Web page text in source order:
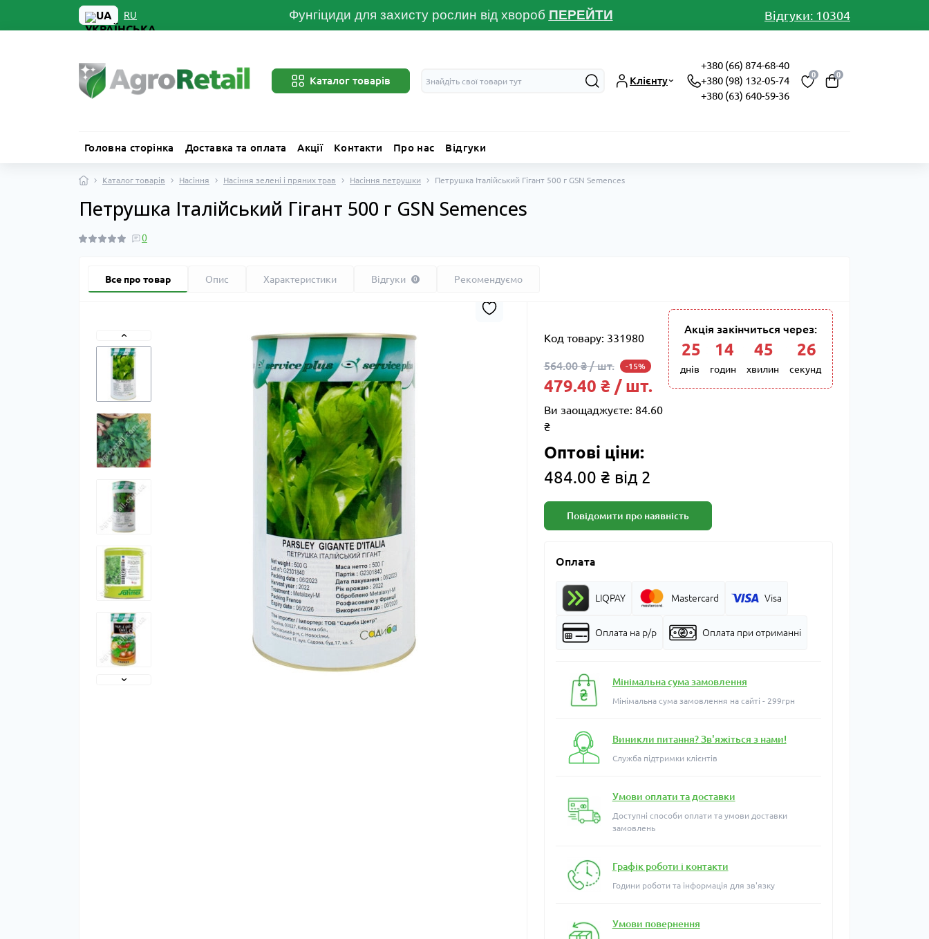
UA RU Фунгіциди для захисту рослин від хвороб ПЕРЕЙТИ Відгуки: 10304
Каталог товарів Клієнту
+380 (66) 874-68-40
+380 (98) 132-05-74
+380 (63) 640-59-36
0 0
Головна сторінка Доставка та оплата Акції Контакти Про нас Відгуки
Каталог товарів Насіння Насіння зелені і пряних трав Насіння петрушки Петрушка Італійський Гігант 500 г GSN Semences
Петрушка Італійський Гігант 500 г GSN Semences
0
Все про товар Опис Характеристики Відгуки 0 Рекомендуємо
Код товару: 331980
564.00 ₴ / шт. -15%
479.40 ₴ / шт.
Ви заощаджуєте: 84.60
₴
Оптові ціни:
484.00 ₴ від 2
Акція закінчиться через:
25
днів
14
годин
45
хвилин
25
секунд
Повідомити про наявність
Оплата
LIQPAY Mastercard Visa
Оплата на р/р Оплата при отриманні
Мінімальна сума замовлення
Мінімальна сума замовлення на сайті - 299грн
Виникли питання? Зв'яжіться з нами!
Служба підтримки клієнтів
Умови оплати та доставки
Доступні способи оплати та умови доставки
замовлень
Графік роботи і контакти
Години роботи та інформація для зв'язку
Умови повернення